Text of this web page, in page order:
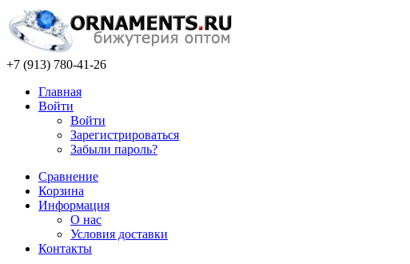
+7 (913) 780-41-26
Главная
Войти
Войти
Зарегистрироваться
Забыли пароль?
Сравнение
Корзина
Информация
О нас
Условия доставки
Контакты